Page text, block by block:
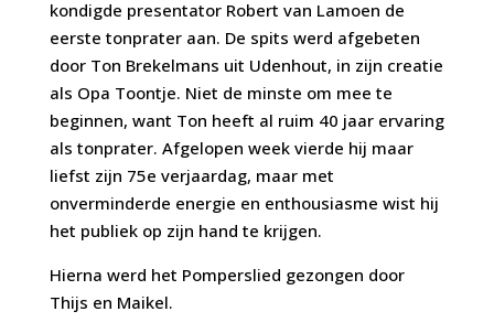
kondigde presentator Robert van Lamoen de
eerste tonprater aan. De spits werd afgebeten
door Ton Brekelmans uit Udenhout, in zijn creatie
als Opa Toontje. Niet de minste om mee te
beginnen, want Ton heeft al ruim 40 jaar ervaring
als tonprater. Afgelopen week vierde hij maar
liefst zijn 75e verjaardag, maar met
onverminderde energie en enthousiasme wist hij
het publiek op zijn hand te krijgen.
Hierna werd het Pomperslied gezongen door
Thijs en Maikel.